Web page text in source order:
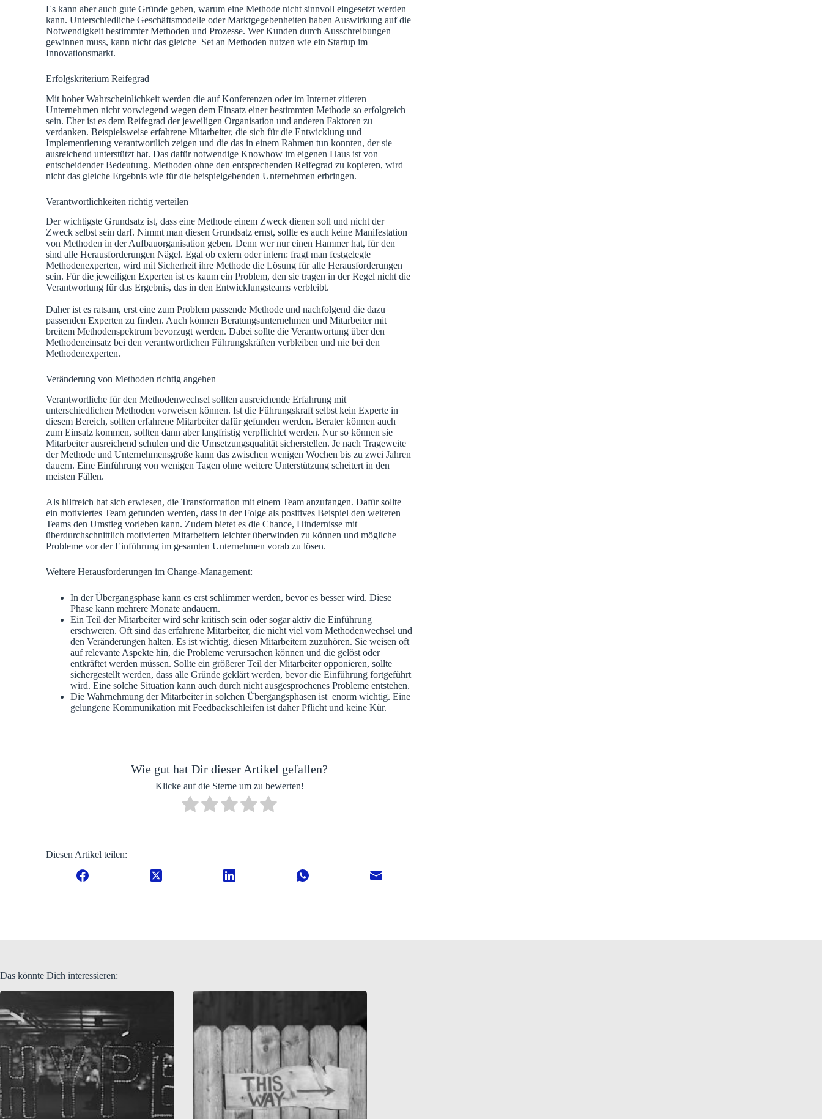
Es kann aber auch gute Gründe geben, warum eine Methode nicht sinnvoll eingesetzt werden
kann. Unterschiedliche Geschäftsmodelle oder Marktgegebenheiten haben Auswirkung auf die
Notwendigkeit bestimmter Methoden und Prozesse. Wer Kunden durch Ausschreibungen
gewinnen muss, kann nicht das gleiche Set an Methoden nutzen wie ein Startup im
Innovationsmarkt.
Erfolgskriterium Reifegrad
Mit hoher Wahrscheinlichkeit werden die auf Konferenzen oder im Internet zitieren
Unternehmen nicht vorwiegend wegen dem Einsatz einer bestimmten Methode so erfolgreich
sein. Eher ist es dem Reifegrad der jeweiligen Organisation und anderen Faktoren zu
verdanken. Beispielsweise erfahrene Mitarbeiter, die sich für die Entwicklung und
Implementierung verantwortlich zeigen und die das in einem Rahmen tun konnten, der sie
ausreichend unterstützt hat. Das dafür notwendige Knowhow im eigenen Haus ist von
entscheidender Bedeutung. Methoden ohne den entsprechenden Reifegrad zu kopieren, wird
nicht das gleiche Ergebnis wie für die beispielgebenden Unternehmen erbringen.
Verantwortlichkeiten richtig verteilen
Der wichtigste Grundsatz ist, dass eine Methode einem Zweck dienen soll und nicht der
Zweck selbst sein darf. Nimmt man diesen Grundsatz ernst, sollte es auch keine Manifestation
von Methoden in der Aufbauorganisation geben. Denn wer nur einen Hammer hat, für den
sind alle Herausforderungen Nägel. Egal ob extern oder intern: fragt man festgelegte
Methodenexperten, wird mit Sicherheit ihre Methode die Lösung für alle Herausforderungen
sein. Für die jeweiligen Experten ist es kaum ein Problem, den sie tragen in der Regel nicht die
Verantwortung für das Ergebnis, das in den Entwicklungsteams verbleibt.
Daher ist es ratsam, erst eine zum Problem passende Methode und nachfolgend die dazu
passenden Experten zu finden. Auch können Beratungsunternehmen und Mitarbeiter mit
breitem Methodenspektrum bevorzugt werden. Dabei sollte die Verantwortung über den
Methodeneinsatz bei den verantwortlichen Führungskräften verbleiben und nie bei den
Methodenexperten.
Veränderung von Methoden richtig angehen
Verantwortliche für den Methodenwechsel sollten ausreichende Erfahrung mit
unterschiedlichen Methoden vorweisen können. Ist die Führungskraft selbst kein Experte in
diesem Bereich, sollten erfahrene Mitarbeiter dafür gefunden werden. Berater können auch
zum Einsatz kommen, sollten dann aber langfristig verpflichtet werden. Nur so können sie
Mitarbeiter ausreichend schulen und die Umsetzungsqualität sicherstellen. Je nach Trageweite
der Methode und Unternehmensgröße kann das zwischen wenigen Wochen bis zu zwei Jahren
dauern. Eine Einführung von wenigen Tagen ohne weitere Unterstützung scheitert in den
meisten Fällen.
Als hilfreich hat sich erwiesen, die Transformation mit einem Team anzufangen. Dafür sollte
ein motiviertes Team gefunden werden, dass in der Folge als positives Beispiel den weiteren
Teams den Umstieg vorleben kann. Zudem bietet es die Chance, Hindernisse mit
überdurchschnittlich motivierten Mitarbeitern leichter überwinden zu können und mögliche
Probleme vor der Einführung im gesamten Unternehmen vorab zu lösen.
Weitere Herausforderungen im Change-Management:
In der Übergangsphase kann es erst schlimmer werden, bevor es besser wird. Diese
Phase kann mehrere Monate andauern.
Ein Teil der Mitarbeiter wird sehr kritisch sein oder sogar aktiv die Einführung
erschweren. Oft sind das erfahrene Mitarbeiter, die nicht viel vom Methodenwechsel und
den Veränderungen halten. Es ist wichtig, diesen Mitarbeitern zuzuhören. Sie weisen oft
auf relevante Aspekte hin, die Probleme verursachen können und die gelöst oder
entkräftet werden müssen. Sollte ein größerer Teil der Mitarbeiter opponieren, sollte
sichergestellt werden, dass alle Gründe geklärt werden, bevor die Einführung fortgeführt
wird. Eine solche Situation kann auch durch nicht ausgesprochenes Probleme entstehen.
Die Wahrnehmung der Mitarbeiter in solchen Übergangsphasen ist enorm wichtig. Eine
gelungene Kommunikation mit Feedbackschleifen ist daher Pflicht und keine Kür.
Wie gut hat Dir dieser Artikel gefallen?
Klicke auf die Sterne um zu bewerten!
Diesen Artikel teilen:
Das könnte Dich interessieren: